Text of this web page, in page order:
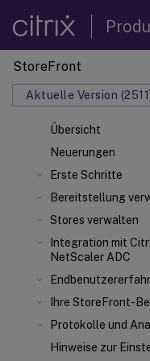
StoreFront
Aktuelle Version
Übersicht
Neuerungen
Erste Schritte
Bereitstellung
Stores verwalten
Integration mit
NetScaler ADC
Ihre StoreFront-
Protokolle und
Hinweise zur